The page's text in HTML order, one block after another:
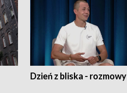
Dzień z bliska - rozmowy